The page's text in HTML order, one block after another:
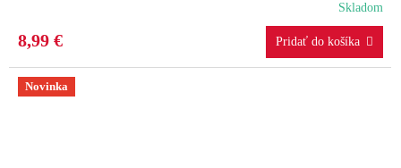
Skladom
8,99 €
Novinka